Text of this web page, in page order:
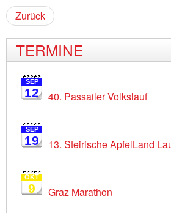
Zurück
TERMINE
SEP
12 40. Passailer Volkslauf
SEP
19 13. Steirische ApfelLand
OKT
9 Graz Marathon